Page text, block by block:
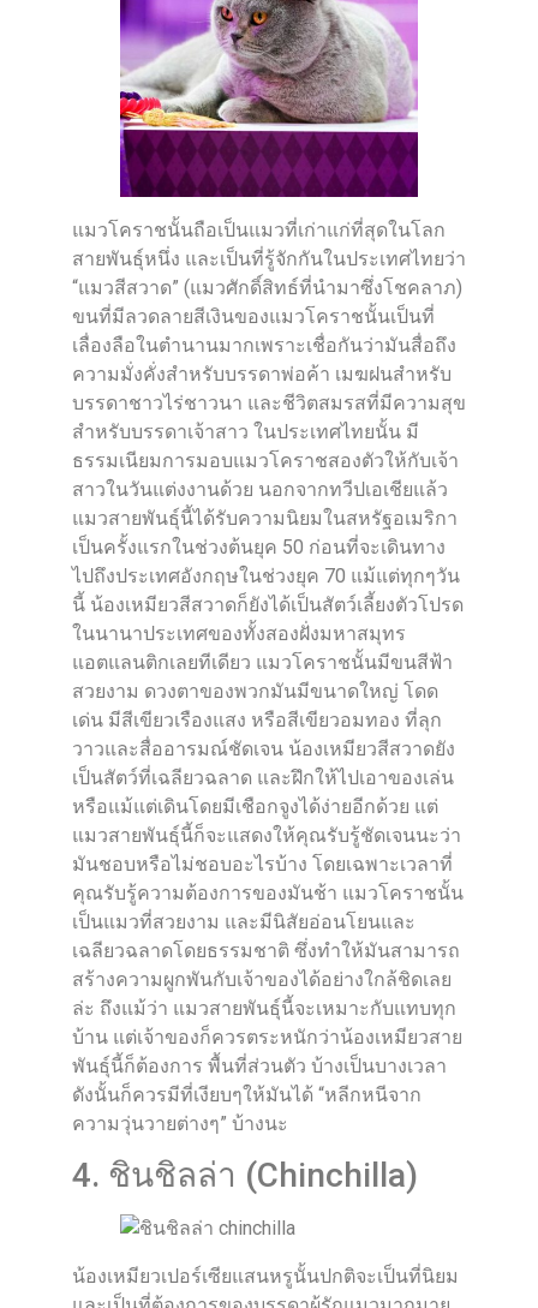
แมวโคราชนั้นถือเป็นแมวที่เก่าแก่ที่สุดในโลก
สายพันธุ์หนึ่ง และเป็นที่รู้จักกันในประเทศไทยว่า
“แมวสีสวาด” (แมวศักดิ์สิทธ์ที่นำมาซึ่งโชคลาภ)
ขนที่มีลวดลายสีเงินของแมวโคราชนั้นเป็นที่
เลื่องลือในตำนานมากเพราะเชื่อกันว่ามันสื่อถึง
ความมั่งคั่งสำหรับบรรดาพ่อค้า เมฆฝนสำหรับ
บรรดาชาวไร่ชาวนา และชีวิตสมรสที่มีความสุข
สำหรับบรรดาเจ้าสาว ในประเทศไทยนั้น มี
ธรรมเนียมการมอบแมวโคราชสองตัวให้กับเจ้า
สาวในวันแต่งงานด้วย นอกจากทวีปเอเชียแล้ว
แมวสายพันธุ์นี้ได้รับความนิยมในสหรัฐอเมริกา
เป็นครั้งแรกในช่วงต้นยุค 50 ก่อนที่จะเดินทาง
ไปถึงประเทศอังกฤษในช่วงยุค 70 แม้แต่ทุกๆวัน
นี้ น้องเหมียวสีสวาดก็ยังได้เป็นสัตว์เลี้ยงตัวโปรด
ในนานาประเทศของทั้งสองฝั่งมหาสมุทร
แอตแลนติกเลยทีเดียว แมวโคราชนั้นมีขนสีฟ้า
สวยงาม ดวงตาของพวกมันมีขนาดใหญ่ โดด
เด่น มีสีเขียวเรืองแสง หรือสีเขียวอมทอง ที่ลุก
วาวและสื่ออารมณ์ชัดเจน น้องเหมียวสีสวาดยัง
เป็นสัตว์ที่เฉลียวฉลาด และฝึกให้ไปเอาของเล่น
หรือแม้แต่เดินโดยมีเชือกจูงได้ง่ายอีกด้วย แต่
แมวสายพันธุ์นี้ก็จะแสดงให้คุณรับรู้ชัดเจนนะว่า
มันชอบหรือไม่ชอบอะไรบ้าง โดยเฉพาะเวลาที่
คุณรับรู้ความต้องการของมันช้า แมวโคราชนั้น
เป็นแมวที่สวยงาม และมีนิสัยอ่อนโยนและ
เฉลียวฉลาดโดยธรรมชาติ ซึ่งทำให้มันสามารถ
สร้างความผูกพันกับเจ้าของได้อย่างใกล้ชิดเลย
ล่ะ ถึงแม้ว่า แมวสายพันธุ์นี้จะเหมาะกับแทบทุก
บ้าน แต่เจ้าของก็ควรตระหนักว่าน้องเหมียวสาย
พันธุ์นี้ก็ต้องการ พื้นที่ส่วนตัว บ้างเป็นบางเวลา
ดังนั้นก็ควรมีที่เงียบๆให้มันได้ “หลีกหนีจาก
ความวุ่นวายต่างๆ” บ้างนะ
4. ชินชิลล่า (Chinchilla)
น้องเหมียวเปอร์เซียแสนหรูนั้นปกติจะเป็นที่นิยม